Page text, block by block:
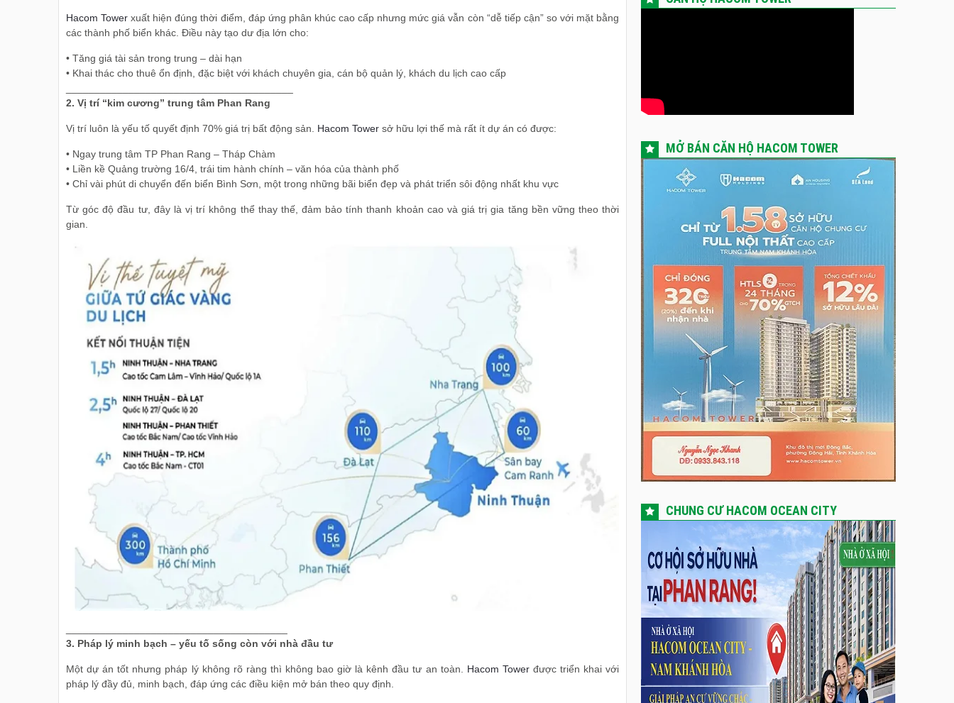
Hacom Tower xuất hiện đúng thời điểm, đáp ứng phân khúc cao cấp nhưng mức giá vẫn còn “dễ tiếp cận” so với mặt bằng
các thành phố biển khác. Điều này tạo dư địa lớn cho:
• Tăng giá tài sản trong trung – dài hạn
• Khai thác cho thuê ổn định, đặc biệt với khách chuyên gia, cán bộ quản lý, khách du lịch cao cấp
2. Vị trí “kim cương” trung tâm Phan Rang
Vị trí luôn là yếu tố quyết định 70% giá trị bất động sản. Hacom Tower sở hữu lợi thế mà rất ít dự án có được:
• Ngay trung tâm TP Phan Rang – Tháp Chàm
• Liền kề Quảng trường 16/4, trái tim hành chính – văn hóa của thành phố
• Chỉ vài phút di chuyển đến biển Bình Sơn, một trong những bãi biển đẹp và phát triển sôi động nhất khu vực
Từ góc độ đầu tư, đây là vị trí không thể thay thế, đảm bảo tính thanh khoản cao và giá trị gia tăng bền vững theo thời
gian.
3. Pháp lý minh bạch – yếu tố sống còn với nhà đầu tư
Một dự án tốt nhưng pháp lý không rõ ràng thì không bao giờ là kênh đầu tư an toàn. Hacom Towerđược triển khai với
pháp lý đầy đủ, minh bạch, đáp ứng các điều kiện mở bán theo quy định.
MỞ BÁN CĂN HỘ HACOM TOWER
CHUNG CƯ HACOM OCEAN CITY